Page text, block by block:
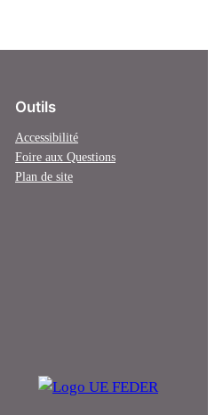
Outils
Accessibilité
Foire aux Questions
Plan de site